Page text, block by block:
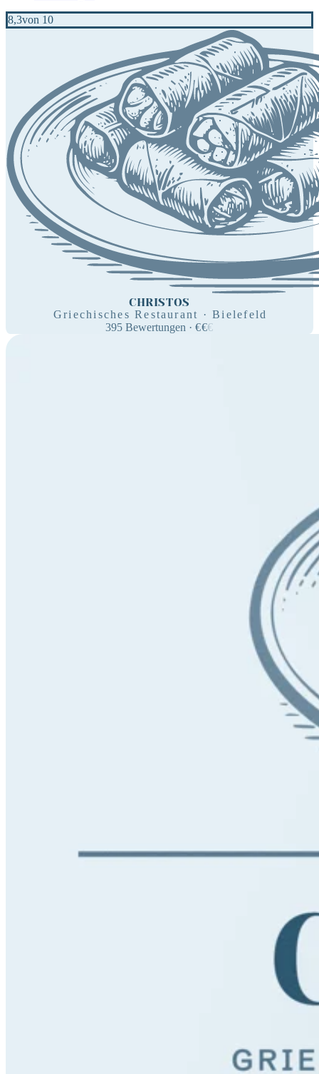
8,3von 10
CHRISTOS
Griechisches Restaurant · Bielefeld
395 Bewertungen ·€€€